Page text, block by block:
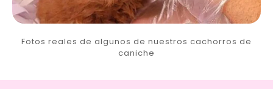
Fotos reales de algunos de nuestros cachorros de
caniche